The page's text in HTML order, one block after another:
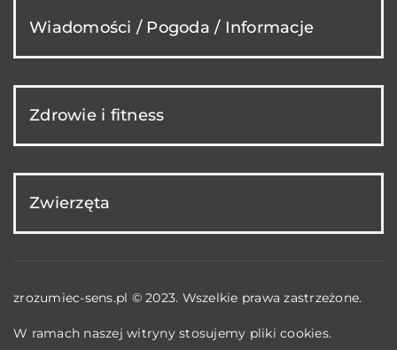
Wiadomości / Pogoda / Informacje
Zdrowie i fitness
Zwierzęta
zrozumiec-sens.pl © 2023. Wszelkie prawa zastrzeżone.
W ramach naszej witryny stosujemy pliki cookies.